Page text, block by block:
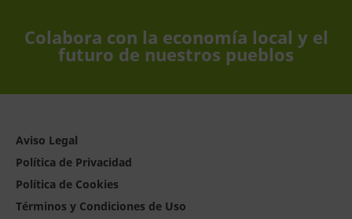
Colabora con la economía local y el
futuro de nuestros pueblos
Aviso Legal
Política de Privacidad
Política de Cookies
Términos y Condiciones de Uso